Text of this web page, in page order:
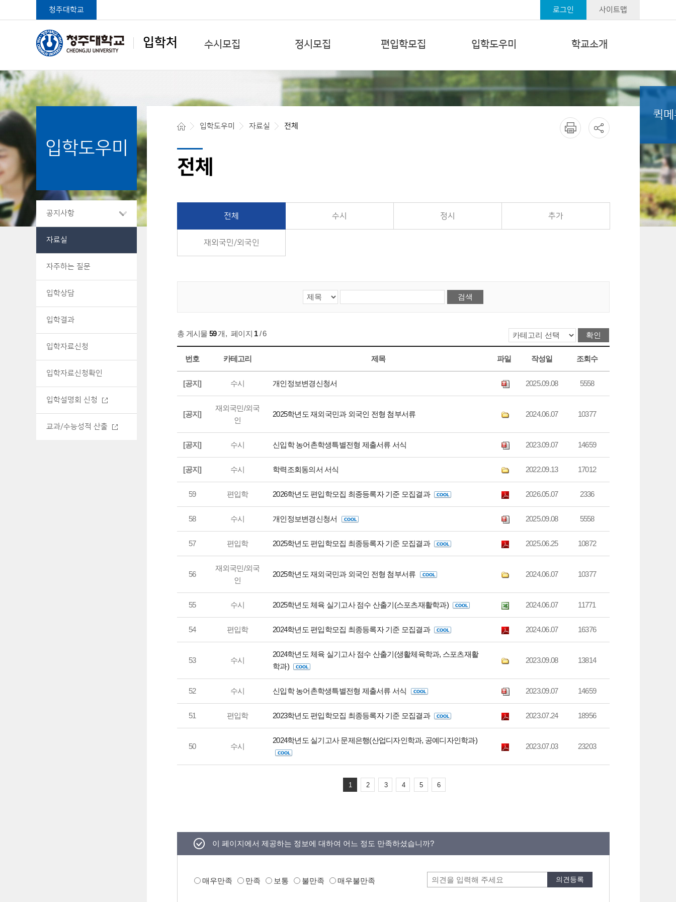
입학처
청주대학교 로그인 사이트맵
학생중심 글로벌대학
청주대학교 입학처
수시모집 정시모집 편입학모집 입학도우미 학교소개
입학도우미
공지사항
자료실
자주하는 질문
입학상담
입학결과
입학자료신청
입학자료신청확인
입학설명회 신청
교과/수능성적 산출
입학도우미 자료실 전체
전체
전체 수시 정시 추가
재외국민/외국인
총 게시물 59개, 페이지 1/ 6
번호 카테고리 제목 파일 작성일 조회수
[공지] 수시 개인정보변경신청서 2025.09.08 5558
[공지]
재외국민/외국
인
2025학년도 재외국민과 외국인 전형 첨부서류 2024.06.07 10377
[공지] 수시 신입학 농어촌학생특별전형 제출서류 서식 2023.09.07 14659
[공지] 수시 학력조회동의서 서식 2022.09.13 17012
59 편입학 2026학년도 편입학모집 최종등록자 기준 모집결과 2026.05.07 2336
58 수시 개인정보변경신청서 2025.09.08 5558
57 편입학 2025학년도 편입학모집 최종등록자 기준 모집결과 2025.06.25 10872
56
재외국민/외국
인
2025학년도 재외국민과 외국인 전형 첨부서류 2024.06.07 10377
55 수시 2025학년도 체육 실기고사 점수 산출기(스포츠재활학과) 2024.06.07 11771
54 편입학 2024학년도 편입학모집 최종등록자 기준 모집결과 2024.06.07 16376
53 수시
2024학년도 체육 실기고사 점수 산출기(생활체육학과, 스포츠재활
학과)
2023.09.08 13814
52 수시 신입학 농어촌학생특별전형 제출서류 서식 2023.09.07 14659
51 편입학 2023학년도 편입학모집 최종등록자 기준 모집결과 2023.07.24 18956
50 수시
2024학년도 실기고사 문제은행(산업디자인학과, 공예디자인학과)
2023.07.03 23203
1 2 3 4 5 6
이 페이지에서 제공하는 정보에 대하여 어느 정도 만족하셨습니까?
매우만족 만족 보통 불만족 매우불만족
퀵